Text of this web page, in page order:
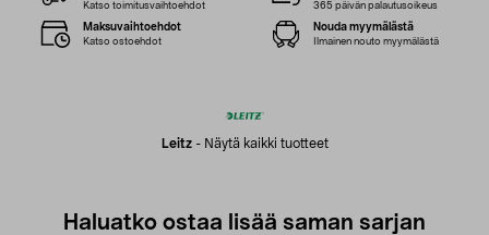
Leitz- Näytä kaikki tuotteet
Katso toimitusvaihtoehdot 365 päivän palautusoikeus
Maksuvaihtoehdot
Katso ostoehdot
Nouda myymälästä
Ilmainen nouto myymälästä
Haluatko ostaa lisää saman sarjan